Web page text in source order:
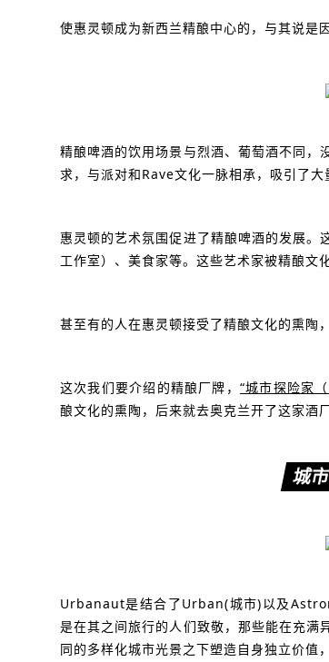
使惠灵顿成为新西兰精酿中心的，与其说是
精酿啤酒的饮用场景与烈酒、葡萄酒不同，
求，与派对和Rave文化一脉相承，吸引了大
惠灵顿的艺术氛围促进了精酿啤酒的发展
工作室）、美食家等。这些艺术家被精酿文
甚至有的人在惠灵顿接受了精酿文化的熏陶
这次我们要介绍的精酿厂牌， “城市探险家
酿文化的熏陶，后来就去奥克兰开了这家酒厂
城
Urbanaut是结合了Urban(城市)以及
是在其之间旅行的人们致敬， 那些能在充满
同的多样化城市光景之下塑造自身独立价值